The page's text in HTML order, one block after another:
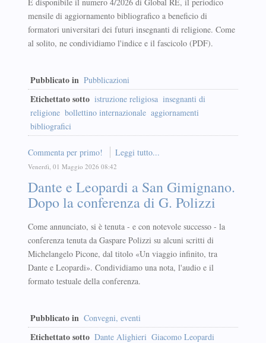
mensile di aggiornamento bibliografico a beneficio di
formatori universitari dei futuri insegnanti di religione. Come
al solito, ne condividiamo l'indice e il fascicolo (PDF).
Pubblicato in Pubblicazioni
Etichettato sotto istruzione religiosa insegnanti di
religione bollettino internazionale aggiornamenti
bibliografici
Commenta per primo! Leggi tutto...
Venerdì, 01 Maggio 2026 08:42
Dante e Leopardi a San Gimignano.
Dopo la conferenza di G. Polizzi
Come annunciato, si è tenuta - e con notevole successo - la
conferenza tenuta da Gaspare Polizzi su alcuni scritti di
Michelangelo Picone, dal titolo «Un viaggio infinito, tra
Dante e Leopardi». Condividiamo una nota, l'audio e il
formato testuale della conferenza.
Pubblicato in Convegni, eventi
Etichettato sotto Dante Alighieri Giacomo Leopardi